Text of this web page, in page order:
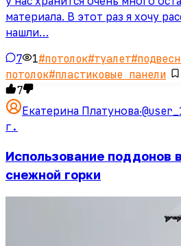
материала. В этот раз я хочу
нашли…
7 1#потолок#туалет#
потолок#пластиковые панели
7
Екатерина Платунова·
г.
Использование поддонов
снежной горки